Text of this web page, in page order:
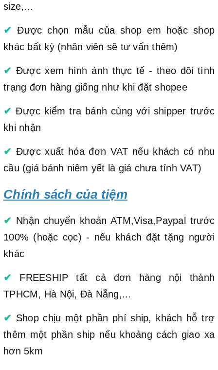
size,...
✔ Được chọn mẫu của shop em hoặc shop
khác bất kỳ (nhân viên sẽ tư vấn thêm)
✔ Được xem hình ảnh thực tế - theo dõi tình
trạng đơn hàng giống như khi đặt shopee
✔ Được kiểm tra bánh cùng với shipper trước
khi nhận
✔ Được xuất hóa đơn VAT nếu khách có nhu
cầu (giá bánh niêm yết là giá chưa tính VAT)
Chính sách của tiệm
✔ Nhận chuyển khoản ATM,Visa,Paypal trước
100% (hoặc cọc) - nếu khách đặt tặng người
khác
✔ FREESHIP tất cả đơn hàng nội thành
TPHCM, Hà Nội, Đà Nẵng,...
✔ Shop chịu một phần phí ship, khách hỗ trợ
thêm một phần ship nếu khoảng cách giao xa
hơn 5km